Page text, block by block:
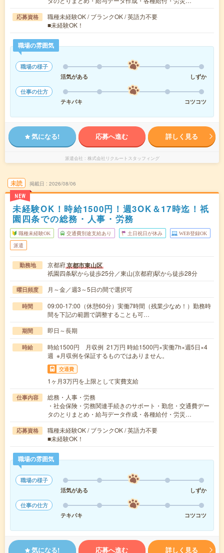
応募資格
職種未経験OK / ブランクOK / 英語力不要
■未経験OK！
職場の雰囲気
職場の様子
活気がある
しずか
仕事の仕方
テキパキ
コツコツ
気になる! 応募へ進む 詳しく見る
派遣会社 株式会社リクルートスタッフィング
未読
NEW
掲載日 2026/08/06
未経験OK！時給1500円！週3OK＆17時迄！祇
園四条での総務・人事・労務
職種未経験OK 交通費別途支給あり 土日祝日が休み WEB登録OK
派遣
勤務地 京都府京都市東山区
祇園四条駅から徒歩25分／東山(京都府)駅から徒歩28分
曜日頻度 月～金／週3～5日の間で選択可
時間
09:00-17:00（休憩60分）実働7時間（残業少なめ！）勤務時
間を下記の範囲で調整することも可…
期間 即日～長期
時給
時給1500円 月収例 21万円 時給1500円×実働7h×週5日×4
週 ※月収例を保証するものではありません。
交通費
1ヶ月3万円を上限として実費支給
仕事内容
総務・人事・労務
・社会保険・労務関連手続きのサポート・勤怠・交通費デー
タのとりまとめ・給与データ作成・各種給付・労災…
応募資格
職種未経験OK / ブランクOK / 英語力不要
■未経験OK！
職場の雰囲気
職場の様子
活気がある
しずか
仕事の仕方
テキパキ
コツコツ
気になる! 応募へ進む 詳しく見る